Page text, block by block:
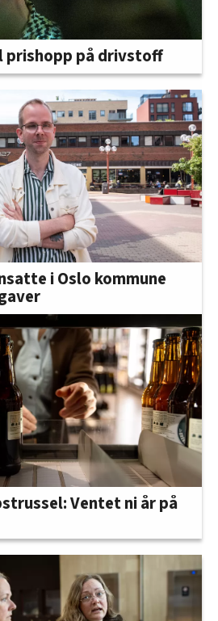
prishopp på drivstoff
i Oslo kommune
Ventet ni år på